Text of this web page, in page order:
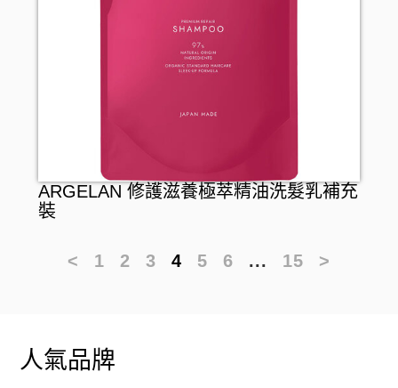
ARGELAN 修護滋養極萃精油洗髮乳補充
裝
< 1 2 3 4 5 6 ... 15 >
人氣品牌